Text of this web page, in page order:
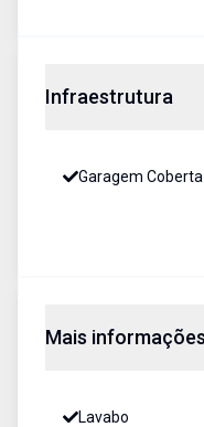
Infraestrutura
Garagem Coberta
Mais informações
Lavabo